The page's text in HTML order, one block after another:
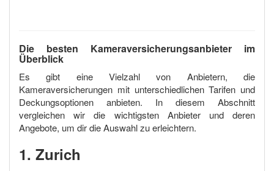
Die besten Kameraversicherungsanbieter im
Überblick
Es gibt eine Vielzahl von Anbietern, die
Kameraversicherungen mit unterschiedlichen Tarifen und
Deckungsoptionen anbieten. In diesem Abschnitt
vergleichen wir die wichtigsten Anbieter und deren
Angebote, um dir die Auswahl zu erleichtern.
1. Zurich